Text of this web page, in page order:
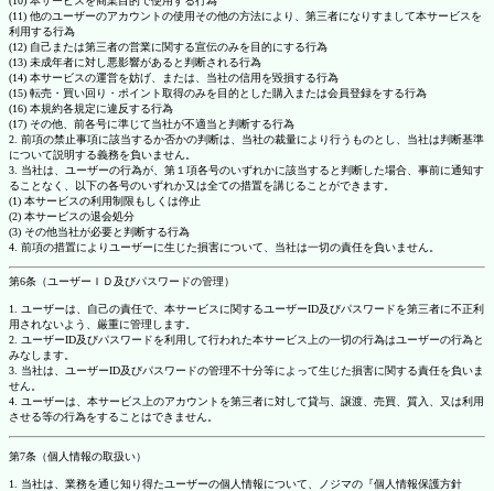
(11) 他のユーザーのアカウントの使用その他の方法により、第三者になりすまして本サービスを
利用する行為
(12) 自己または第三者の営業に関する宣伝のみを目的にする行為
(13) 未成年者に対し悪影響があると判断される行為
(14) 本サービスの運営を妨げ、または、当社の信用を毀損する行為
(15) 転売・買い回り・ポイント取得のみを目的とした購入または会員登録をする行為
(16) 本規約各規定に違反する行為
(17) その他、前各号に準じて当社が不適当と判断する行為
2. 前項の禁止事項に該当するか否かの判断は、当社の裁量により行うものとし、当社は判断基準
について説明する義務を負いません。
3. 当社は、ユーザーの行為が、第１項各号のいずれかに該当すると判断した場合、事前に通知す
ることなく、以下の各号のいずれか又は全ての措置を講じることができます。
(1) 本サービスの利用制限もしくは停止
(2) 本サービスの退会処分
(3) その他当社が必要と判断する行為
4. 前項の措置によりユーザーに生じた損害について、当社は一切の責任を負いません。
第6条（ユーザーＩＤ及びパスワードの管理）
1. ユーザーは、自己の責任で、本サービスに関するユーザーID及びパスワードを第三者に不正利
用されないよう、厳重に管理します。
2. ユーザーID及びパスワードを利用して行われた本サービス上の一切の行為はユーザーの行為と
みなします。
3. 当社は、ユーザーID及びパスワードの管理不十分等によって生じた損害に関する責任を負いま
せん。
4. ユーザーは、本サービス上のアカウントを第三者に対して貸与、譲渡、売買、質入、又は利用
させる等の行為をすることはできません。
第7条（個人情報の取扱い）
1. 当社は、業務を通じ知り得たユーザーの個人情報について、ノジマの『個人情報保護方針